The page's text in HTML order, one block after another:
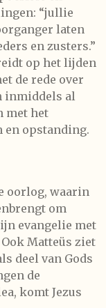
“jullie
laten
en zusters.”
op het lijden
de rede over
inmiddels al
met het
en opstanding.
oorlog, waarin
om
evangelie met
Matteüs ziet
deel van Gods
de
komt Jezus